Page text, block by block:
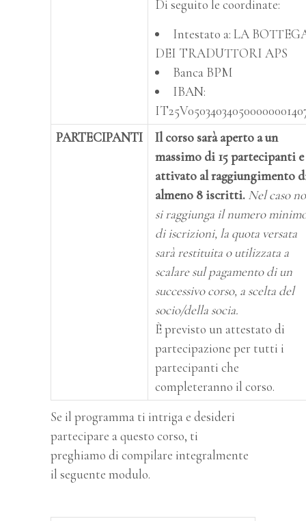
Di seguito le coordinate:
Intestato a: LA
DEI TRADUTTORI APS
Banca BPM
IBAN:
PARTECIPANTI
Il corso sarà aperto a un
massimo di 15 partecipanti e
attivato al raggiungimento
almeno 8 iscritti. Nel caso
si raggiunga il numero
di iscrizioni, la quota versata
sarà restituita o utilizzata a
scalare sul pagamento di un
successivo corso, a scelta del
socio/della socia.
È previsto un attestato di
partecipazione per tutti i
partecipanti che
completeranno il corso.
Se il programma ti intriga e desideri
partecipare a questo corso, ti
preghiamo di compilare integralmente
il seguente modulo.